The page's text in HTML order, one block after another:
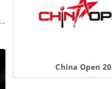
Сhina Open